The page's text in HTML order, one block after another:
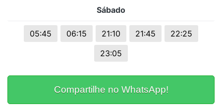
Sábado
05:45 06:15 21:10 21:45
22:25
23:05
Compartilhe no WhatsApp!